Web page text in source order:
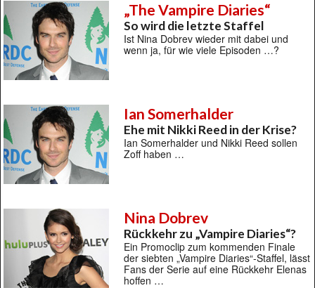
„The Vampire Diaries“
So wird die letzte Staffel
Ist Nina Dobrev wieder mit dabei und
wenn ja, für wie viele Episoden …?
Ian Somerhalder
Ehe mit Nikki Reed in der Krise?
Ian Somerhalder und Nikki Reed sollen
Zoff haben …
Nina Dobrev
Rückkehr zu „Vampire Diaries“?
Ein Promoclip zum kommenden Finale
der siebten „Vampire Diaries“-Staffel, lässt
Fans der Serie auf eine Rückkehr Elenas
hoffen …